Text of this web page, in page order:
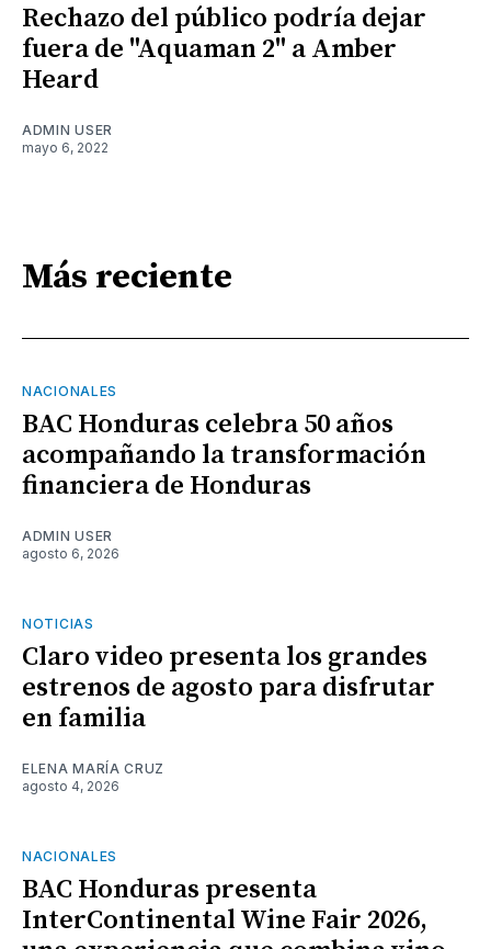
Rechazo del público podría dejar
fuera de "Aquaman 2" a Amber
Heard
ADMIN USER
mayo 6, 2022
Más reciente
NACIONALES
BAC Honduras celebra 50 años
acompañando la transformación
financiera de Honduras
ADMIN USER
agosto 6, 2026
NOTICIAS
Claro video presenta los grandes
estrenos de agosto para disfrutar
en familia
ELENA MARÍA CRUZ
agosto 4, 2026
NACIONALES
BAC Honduras presenta
InterContinental Wine Fair 2026,